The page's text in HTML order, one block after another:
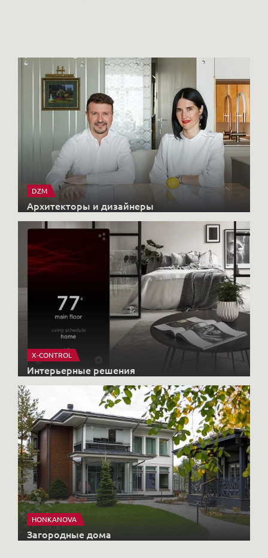
DZM
Архитекторы и дизайнеры
X-CONTROL
Интерьерные решения
HONKANOVA
Загородные дома